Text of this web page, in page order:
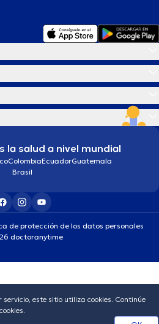
la salud a nivel mundial
ColombiaEcuadorGuatemala
Brasil
de protección de los datos personales
doctoranytime
este sitio utiliza cookies. Continúe